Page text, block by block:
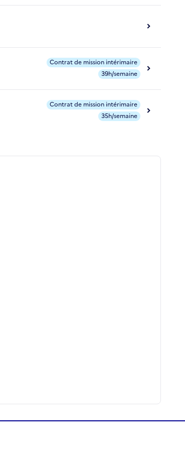
Contrat de mission intérimaire
39h/semaine
Contrat de mission intérimaire
35h/semaine